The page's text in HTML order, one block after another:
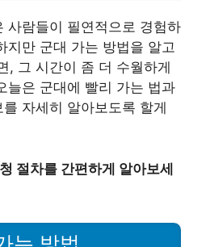
사람들이 필연적으로 경험하
지만 군대 가는 방법을 알고
, 그 시간이 좀 더 수월하게
늘은 군대에 빨리 가는 법과
자세히 알아보도록 할게
절차를 간편하게 알아보세